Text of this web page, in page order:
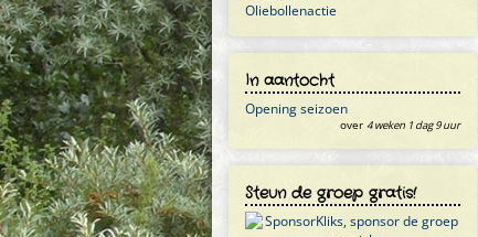
Oliebollenactie
In aantocht
Opening seizoen
over 4 weken 1 dag 9 uur
Steun de groep gratis!